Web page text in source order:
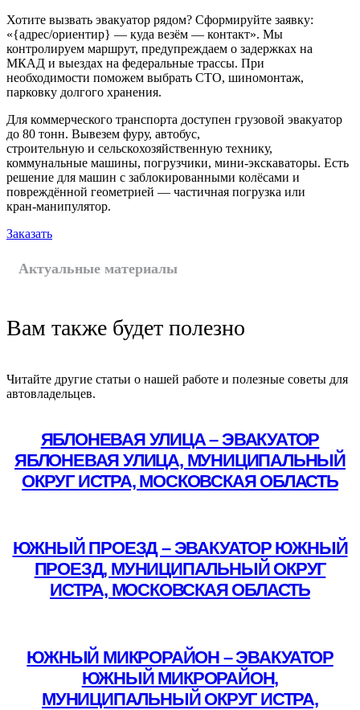
Хотите вызвать эвакуатор рядом? Сформируйте заявку:
«{адрес/ориентир} — куда везём — контакт». Мы
контролируем маршрут, предупреждаем о задержках на
МКАД и выездах на федеральные трассы. При
необходимости поможем выбрать СТО, шиномонтаж,
парковку долгого хранения.
Для коммерческого транспорта доступен грузовой эвакуатор
до 80 тонн. Вывезем фуру, автобус,
строительную и сельскохозяйственную технику,
коммунальные машины, погрузчики, мини-экскаваторы. Есть
решение для машин с заблокированными колёсами и
повреждённой геометрией — частичная погрузка или
кран-манипулятор.
Заказать
Актуальные материалы
Вам также будет полезно
Читайте другие статьи о нашей работе и полезные советы для
автовладельцев.
ЯБЛОНЕВАЯ УЛИЦА – ЭВАКУАТОР
ЯБЛОНЕВАЯ УЛИЦА, МУНИЦИПАЛЬНЫЙ
ОКРУГ ИСТРА, МОСКОВСКАЯ ОБЛАСТЬ
ЮЖНЫЙ ПРОЕЗД – ЭВАКУАТОР ЮЖНЫЙ
ПРОЕЗД, МУНИЦИПАЛЬНЫЙ ОКРУГ
ИСТРА, МОСКОВСКАЯ ОБЛАСТЬ
ЮЖНЫЙ МИКРОРАЙОН – ЭВАКУАТОР
ЮЖНЫЙ МИКРОРАЙОН,
МУНИЦИПАЛЬНЫЙ ОКРУГ ИСТРА,